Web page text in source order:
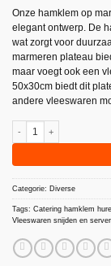
Onze hamklem op
elegant ontwerp. De
wat zorgt voor
marmeren plateau
maar voegt ook een
50x30cm biedt dit
andere vleeswaren
Categorie: Diverse
Tags: Catering hamklem
Vleeswaren snijden en